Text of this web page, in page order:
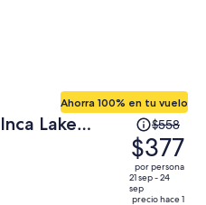
Lake
Ahorra 100% en tu vuelo
El
precio
era
de
$558
$558
$377
por persona
21 sep - 24
sep
precio hace 1